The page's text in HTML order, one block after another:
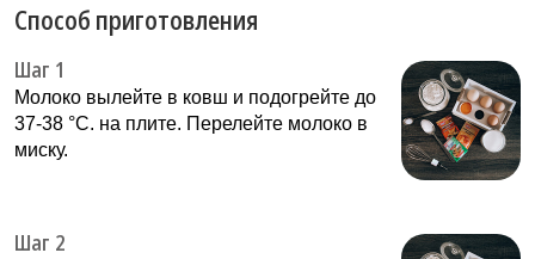
Способ приготовления
Шаг 1
Молоко вылейте в ковш и подогрейте до
37-38 °С. на плите. Перелейте молоко в
миску.
Шаг 2